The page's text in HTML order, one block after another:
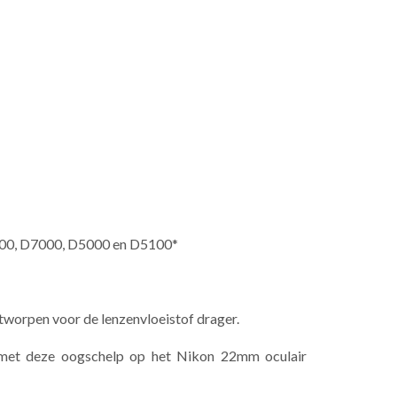
D7000, D5000 en D5100*
voor de lenzenvloeistof drager.
deze oogschelp op het Nikon 22mm oculair